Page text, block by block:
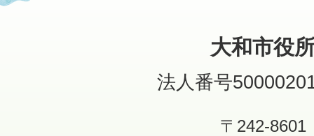
大和市役
法人番号
〒242-8601